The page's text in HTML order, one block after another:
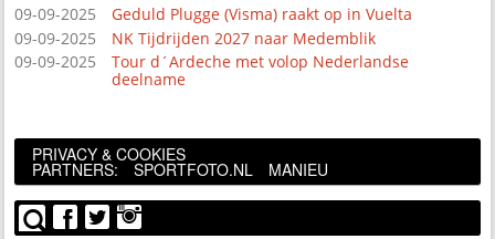
09-09-2025
Geduld Plugge (Visma) raakt op in Vuelta
09-09-2025
NK Tijdrijden 2027 naar Medemblik
09-09-2025
Tour d´Ardeche met volop Nederlandse
deelname
PRIVACY & COOKIES
PARTNERS: SPORTFOTO.NL MANIEU